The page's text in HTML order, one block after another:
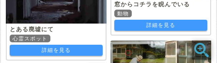
とある廃墟にて
心霊スポット
詳細を見る
窓からコチラを睨んでいる
動物
詳細を見る